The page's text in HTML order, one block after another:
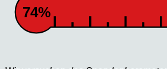
74%